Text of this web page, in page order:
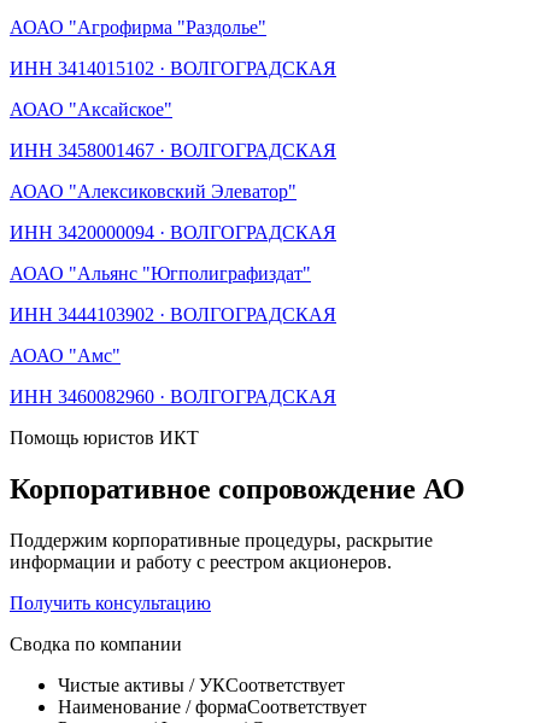
АОАО "Агрофирма "Раздолье"
ИНН 3414015102 · ВОЛГОГРАДСКАЯ
АОАО "Аксайское"
ИНН 3458001467 · ВОЛГОГРАДСКАЯ
АОАО "Алексиковский Элеватор"
ИНН 3420000094 · ВОЛГОГРАДСКАЯ
АОАО "Альянс "Югполиграфиздат"
ИНН 3444103902 · ВОЛГОГРАДСКАЯ
АОАО "Амс"
ИНН 3460082960 · ВОЛГОГРАДСКАЯ
Помощь юристов ИКТ
Корпоративное сопровождение АО
Поддержим корпоративные процедуры, раскрытие
информации и работу с реестром акционеров.
Получить консультацию
Сводка по компании
Чистые активы / УКСоответствует
Наименование / формаСоответствует